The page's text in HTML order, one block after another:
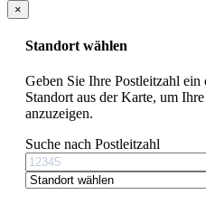
×
Standort wählen
Geben Sie Ihre Postleitzahl
Standort aus der Karte, um
anzuzeigen.
Suche nach Postleitzahl